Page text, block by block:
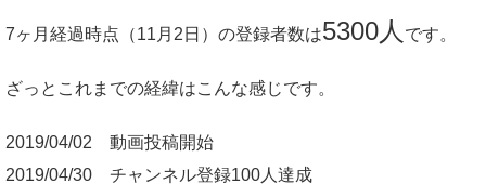
7ヶ月経過時点（11月2日）の登録者数は5300人 です。
ざっとこれまでの経緯はこんな感じです。
2019/04/02 動画投稿開始
2019/04/30 チャンネル登録100人達成